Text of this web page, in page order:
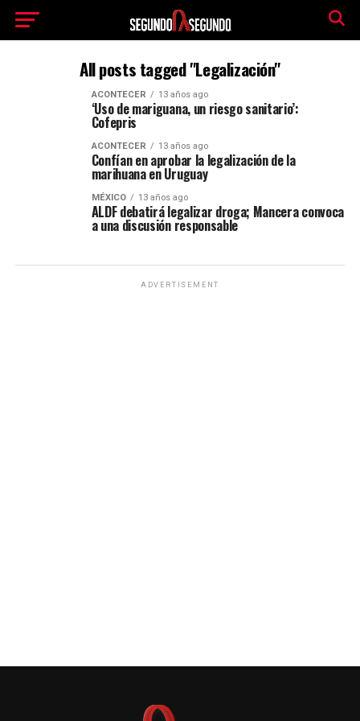
All posts tagged "Legalización"
ACONTECER 13 años ago
‘Uso de mariguana, un riesgo sanitario’:
Cofepris
ACONTECER 13 años ago
Confían en aprobar la legalización de la
marihuana en Uruguay
MÉXICO 13 años ago
ALDF debatirá legalizar droga; Mancera convoca
a una discusión responsable
ADVERTISEMENT